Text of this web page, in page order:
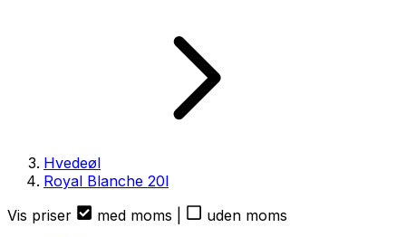
Hvedeøl
Royal Blanche 20l
Vis priser
med moms
uden moms